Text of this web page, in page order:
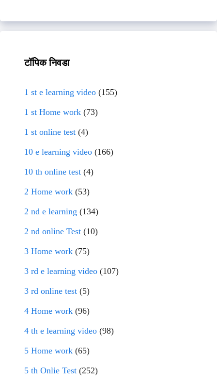
टॉपिक निवडा
1 st e learning video (155)
1 st Home work (73)
1 st online test (4)
10 e learning video (166)
10 th online test (4)
2 Home work (53)
2 nd e learning (134)
2 nd online Test (10)
3 Home work (75)
3 rd e learning video (107)
3 rd online test (5)
4 Home work (96)
4 th e learning video (98)
5 Home work (65)
5 th Onlie Test (252)